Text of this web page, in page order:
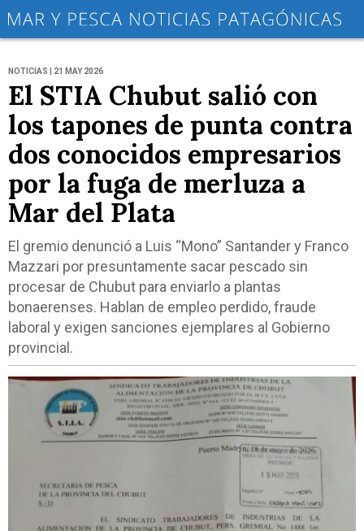
NOTICIAS | 21 MAY 2026
El STIA Chubut salió con
los tapones de punta contra
dos conocidos empresarios
por la fuga de merluza a
Mar del Plata
El gremio denunció a Luis “Mono” Santander y Franco
Mazzari por presuntamente sacar pescado sin
procesar de Chubut para enviarlo a plantas
bonaerenses. Hablan de empleo perdido, fraude
laboral y exigen sanciones ejemplares al Gobierno
provincial.